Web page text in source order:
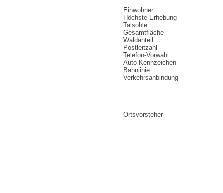
Einwohner
Höchste Erhebung
Talsohle
Gesamtfläche
Waldanteil
Postleitzahl
Telefon-Vorwahl
Auto-Kennzeichen
Bahnlinie
Verkehrsanbindung
Ortsvorsteher